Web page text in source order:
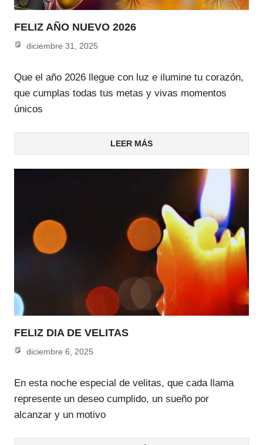
FELIZ AÑO NUEVO 2026
diciembre 31, 2025
Que el año 2026 llegue con luz e ilumine tu corazón,
que cumplas todas tus metas y vivas momentos
únicos
LEER MÁS
FELIZ DIA DE VELITAS
diciembre 6, 2025
En esta noche especial de velitas, que cada llama
represente un deseo cumplido, un sueño por
alcanzar y un motivo